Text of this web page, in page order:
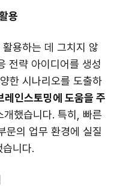
용
용하는 데 그치지 않
전략 아이디어를 생성
한 시나리오를 도출하
레인스토밍에 도움을 주
했습니다. 특히, 빠른
의 업무 환경에 실질
니다.